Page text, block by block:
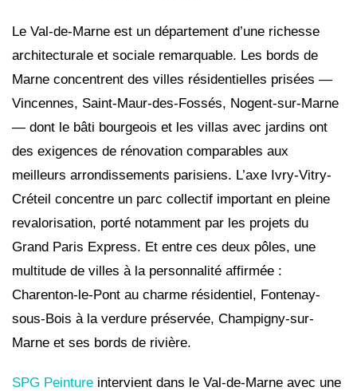
Le Val-de-Marne est un département d’une richesse
architecturale et sociale remarquable. Les bords de
Marne concentrent des villes résidentielles prisées —
Vincennes, Saint-Maur-des-Fossés, Nogent-sur-Marne
— dont le bâti bourgeois et les villas avec jardins ont
des exigences de rénovation comparables aux
meilleurs arrondissements parisiens. L’axe Ivry-Vitry-
Créteil concentre un parc collectif important en pleine
revalorisation, porté notamment par les projets du
Grand Paris Express. Et entre ces deux pôles, une
multitude de villes à la personnalité affirmée :
Charenton-le-Pont au charme résidentiel, Fontenay-
sous-Bois à la verdure préservée, Champigny-sur-
Marne et ses bords de rivière.
SPG Peinture intervient dans le Val-de-Marne avec une